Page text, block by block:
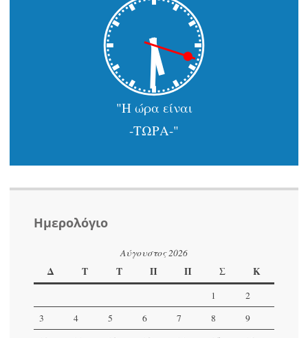
"Η ώρα είναι
-ΤΩΡΑ-"
Ημερολόγιο
Αύγουστος 2026
Δ Τ Τ Π Π Σ Κ
1
2
3
4 5 6 7 8
9